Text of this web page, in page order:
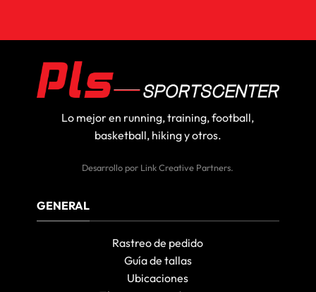
Lo mejor en running, training, football,
basketball, hiking y otros.
Desarrollo por Link Creative Partners.
GENERAL
Rastreo de pedido
Guía de tallas
Ubicaciones